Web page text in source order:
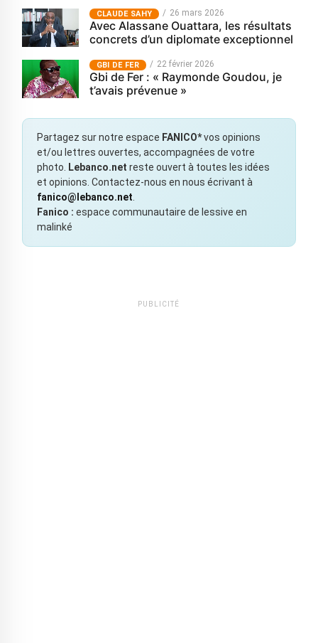
CLAUDE SAHY 26 mars 2026
Avec Alassane Ouattara, les résultats
concrets d’un diplomate exceptionnel
GBI DE FER 22 février 2026
Gbi de Fer : « Raymonde Goudou, je
t’avais prévenue »
Partagez sur notre espace FANICO*vos opinions
et/ou lettres ouvertes, accompagnées de votre
photo. Lebanco.net reste ouvert à toutes les idées
et opinions. Contactez-nous en nous écrivant à
fanico@lebanco.net.
Fanico : espace communautaire de lessive en
malinké
PUBLICITÉ